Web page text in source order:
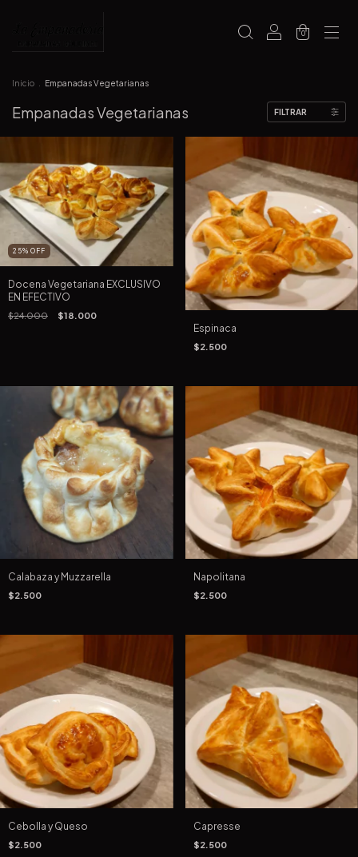
0
Inicio Empanadas Vegetarianas
Empanadas Vegetarianas FILTRAR
25% OFF
Docena Vegetariana EXCLUSIVO
EN EFECTIVO
$24.000 $18.000
Espinaca
$2.500
Calabaza y Muzzarella
$2.500
Napolitana
$2.500
Cebolla y Queso
$2.500
Capresse
$2.500